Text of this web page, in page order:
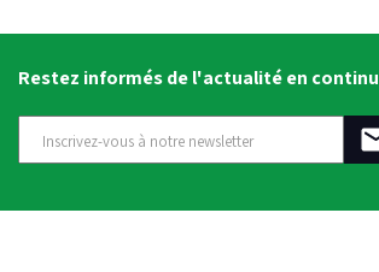
Restez informés de l'actualité en continu